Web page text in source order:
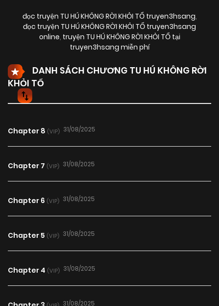
đọc truyện TU HÚ KHÔNG RỜI KHỎI TỔ truyen3hsang,
đọc truyện TU HÚ KHÔNG RỜI KHỎI TỔ truyen3hsang
online, truyện TU HÚ KHÔNG RỜI KHỎI TỔ tại
truyen3hsang miễn phí
DANH SÁCH CHƯƠNG TU HÚ KHÔNG RỜI
KHỎI TỔ
Chapter 8 (VIP) 31/08/2025
Chapter 7 (VIP) 31/08/2025
Chapter 6 (VIP) 31/08/2025
Chapter 5 (VIP) 31/08/2025
Chapter 4 (VIP) 31/08/2025
31/08/2025